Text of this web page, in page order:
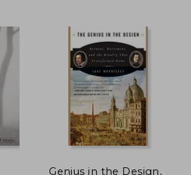
$ 50.59 45%
Genius in the Design,